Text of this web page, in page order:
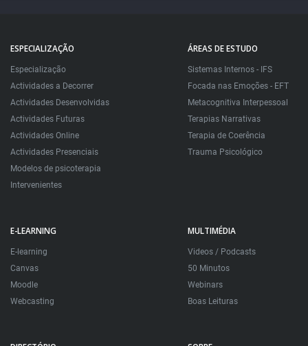
ESPECIALIZAÇÃO
Especialização
Actividades a Decorrer
Actividades Desenvolvidas
Actividades Futuras
Actividades Online
Actividades Presenciais
Modelos de psicoterapia
Intervenientes
ÁREAS DE ESTUDO
Sistemas Internos - IFS
Focada nas Emoções - EFT
Metacognitiva Interpessoal
Terapias Narrativas
Terapia de Coerência
Trauma Psicológico
E-LEARNING
E-learning
Canvas
Moodle
Webcasting
MULTIMÉDIA
Videos / Podcasts
50 Minutos
Webinars
Boas Leituras